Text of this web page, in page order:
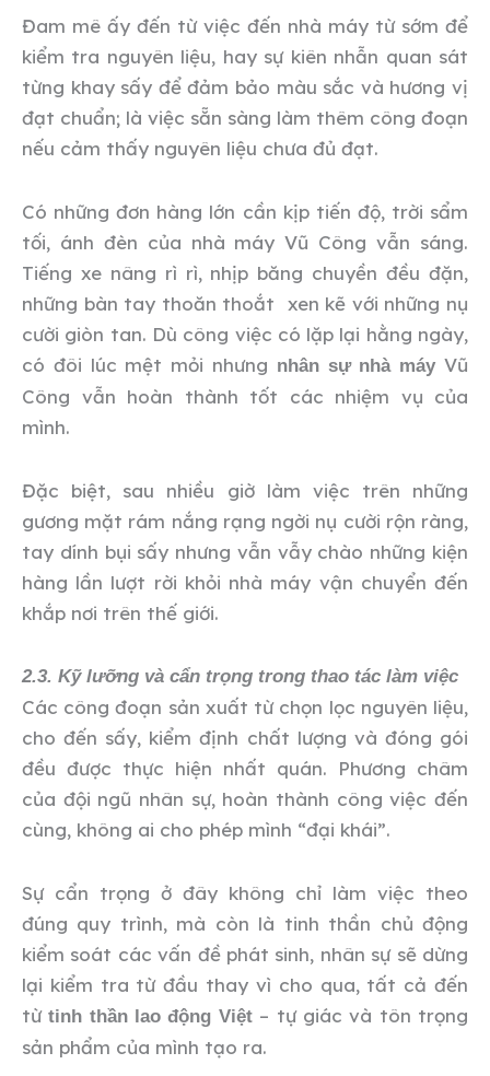
Đam mê ấy đến từ việc đến nhà máy từ sớm để
kiểm tra nguyên liệu, hay sự kiên nhẫn quan sát
từng khay sấy để đảm bảo màu sắc và hương vị
đạt chuẩn; là việc sẵn sàng làm thêm công đoạn
nếu cảm thấy nguyên liệu chưa đủ đạt.
Có những đơn hàng lớn cần kịp tiến độ, trời sẩm
tối, ánh đèn của nhà máy Vũ Công vẫn sáng.
Tiếng xe nâng rì rì, nhịp băng chuyền đều đặn,
những bàn tay thoăn thoắt xen kẽ với những nụ
cười giòn tan. Dù công việc có lặp lại hằng ngày,
có đôi lúc mệt mỏi nhưng nhân sự nhà máy Vũ
Công vẫn hoàn thành tốt các nhiệm vụ của
mình.
Đặc biệt, sau nhiều giờ làm việc trên những
gương mặt rám nắng rạng ngời nụ cười rộn ràng,
tay dính bụi sấy nhưng vẫn vẫy chào những kiện
hàng lần lượt rời khỏi nhà máy vận chuyển đến
khắp nơi trên thế giới.
2.3. Kỹ lưỡng và cẩn trọng trong thao tác làm việc
Các công đoạn sản xuất từ chọn lọc nguyên liệu,
cho đến sấy, kiểm định chất lượng và đóng gói
đều được thực hiện nhất quán. Phương châm
của đội ngũ nhân sự, hoàn thành công việc đến
cùng, không ai cho phép mình “đại khái”.
Sự cẩn trọng ở đây không chỉ làm việc theo
đúng quy trình, mà còn là tinh thần chủ động
kiểm soát các vấn đề phát sinh, nhân sự sẽ dừng
lại kiểm tra từ đầu thay vì cho qua, tất cả đến
từtinh thần lao động Việt– tự giác và tôn trọng
sản phẩm của mình tạo ra.